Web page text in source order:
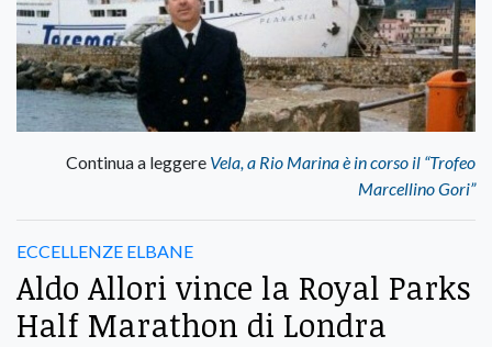
Continua a leggere Vela, a Rio Marina è in corso il “Trofeo
Marcellino Gori”
ECCELLENZE ELBANE
Aldo Allori vince la Royal Parks
Half Marathon di Londra